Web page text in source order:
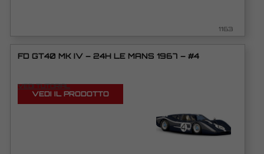
1163
FD GT40 MK IV – 24H LE MANS 1967 – #4
VEDI TUTORIAL
VEDI IL PRODOTTO